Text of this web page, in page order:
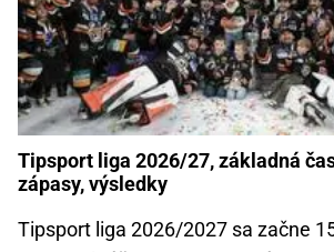
Tipsport liga 2026/27, základná
zápasy, výsledky
Tipsport liga 2026/2027 sa začne